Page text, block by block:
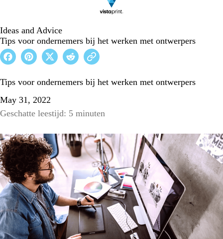
Ideas and Advice
Tips voor ondernemers bij het werken met ontwerpers
Tips voor ondernemers bij het werken met ontwerpers
May 31, 2022
Geschatte leestijd: 5 minuten